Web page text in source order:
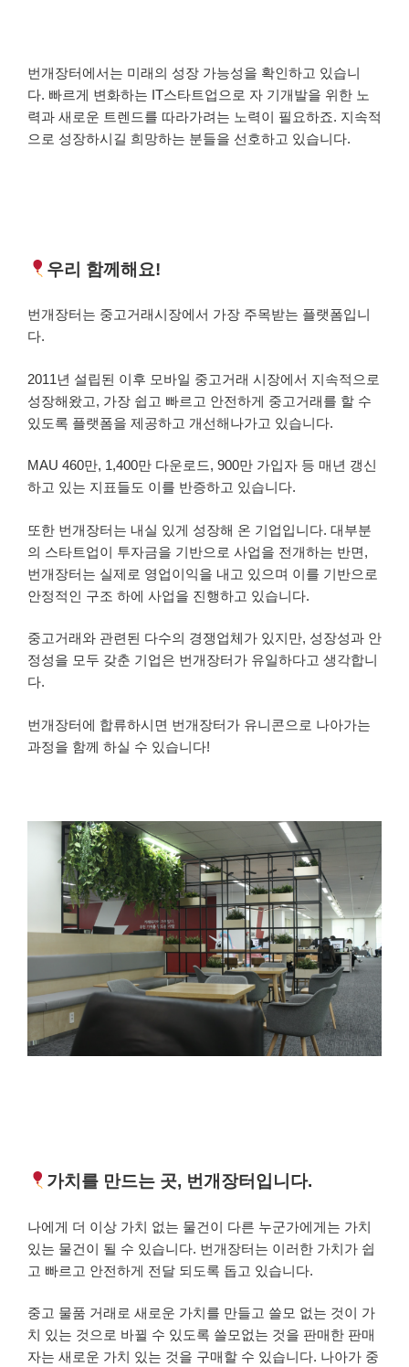
번개장터에서는 미래의 성장 가능성을 확인하고 있습니
다. 빠르게 변화하는 IT스타트업으로 자 기개발을 위한 노
력과 새로운 트렌드를 따라가려는 노력이 필요하죠. 지속적
으로 성장하시길 희망하는 분들을 선호하고 있습니다.
우리 함께해요!
번개장터는 중고거래시장에서 가장 주목받는 플랫폼입니
다.
2011년 설립된 이후 모바일 중고거래 시장에서 지속적으로
성장해왔고, 가장 쉽고 빠르고 안전하게 중고거래를 할 수
있도록 플랫폼을 제공하고 개선해나가고 있습니다.
MAU 460만, 1,400만 다운로드, 900만 가입자 등 매년 갱신
하고 있는 지표들도 이를 반증하고 있습니다.
또한 번개장터는 내실 있게 성장해 온 기업입니다. 대부분
의 스타트업이 투자금을 기반으로 사업을 전개하는 반면,
번개장터는 실제로 영업이익을 내고 있으며 이를 기반으로
안정적인 구조 하에 사업을 진행하고 있습니다.
중고거래와 관련된 다수의 경쟁업체가 있지만, 성장성과 안
정성을 모두 갖춘 기업은 번개장터가 유일하다고 생각합니
다.
번개장터에 합류하시면 번개장터가 유니콘으로 나아가는
과정을 함께 하실 수 있습니다!
가치를 만드는 곳, 번개장터입니다.
나에게 더 이상 가치 없는 물건이 다른 누군가에게는 가치
있는 물건이 될 수 있습니다. 번개장터는 이러한 가치가 쉽
고 빠르고 안전하게 전달 되도록 돕고 있습니다.
중고 물품 거래로 새로운 가치를 만들고 쓸모 없는 것이 가
치 있는 것으로 바뀔 수 있도록 쓸모없는 것을 판매한 판매
자는 새로운 가치 있는 것을 구매할 수 있습니다. 나아가 중